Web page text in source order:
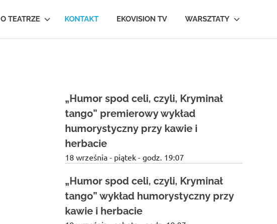
O TEATRZE KONTAKT EKOVISION TV WARSZTATY
„Humor spod celi, czyli, Kryminał
tango” premierowy wykład
humorystyczny przy kawie i
herbacie
18 września - piątek - godz. 19:07
„Humor spod celi, czyli, Kryminał
tango” wykład humorystyczny przy
kawie i herbacie